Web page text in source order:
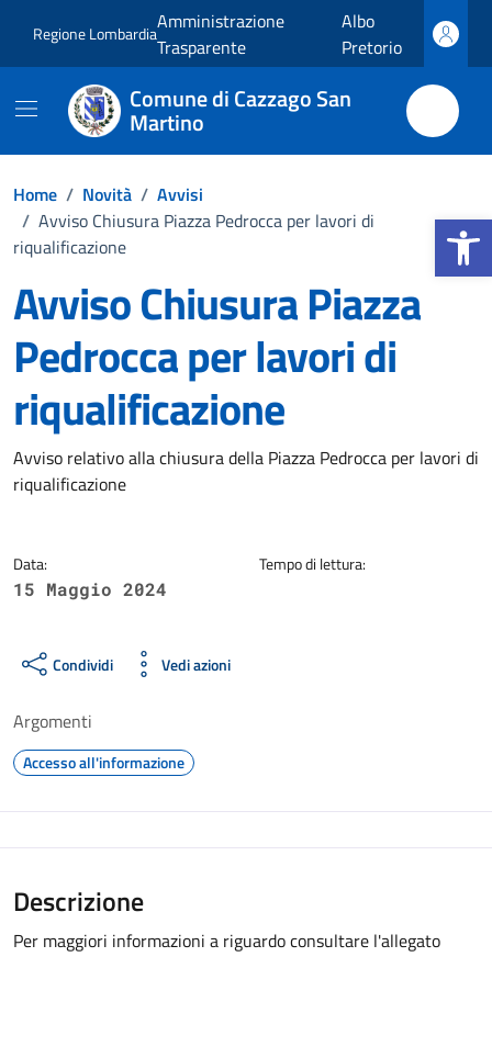
Apri la
Regione LombardiaAmministrazione
Trasparente
Albo
Pretorio
Comune di Cazzago San
Martino
Home / Novità / Avvisi
/ Avviso Chiusura Piazza Pedrocca per lavori di
riqualificazione
Avviso Chiusura Piazza
Pedrocca per lavori di
riqualificazione
Dettagli della notizia
Avviso relativo alla chiusura della Piazza Pedrocca per lavori di
riqualificazione
Data:
15 Maggio 2024
Tempo di lettura:
Condividi Vedi azioni
Argomenti
Accesso all'informazione
Descrizione
Per maggiori informazioni a riguardo consultare l'allegato